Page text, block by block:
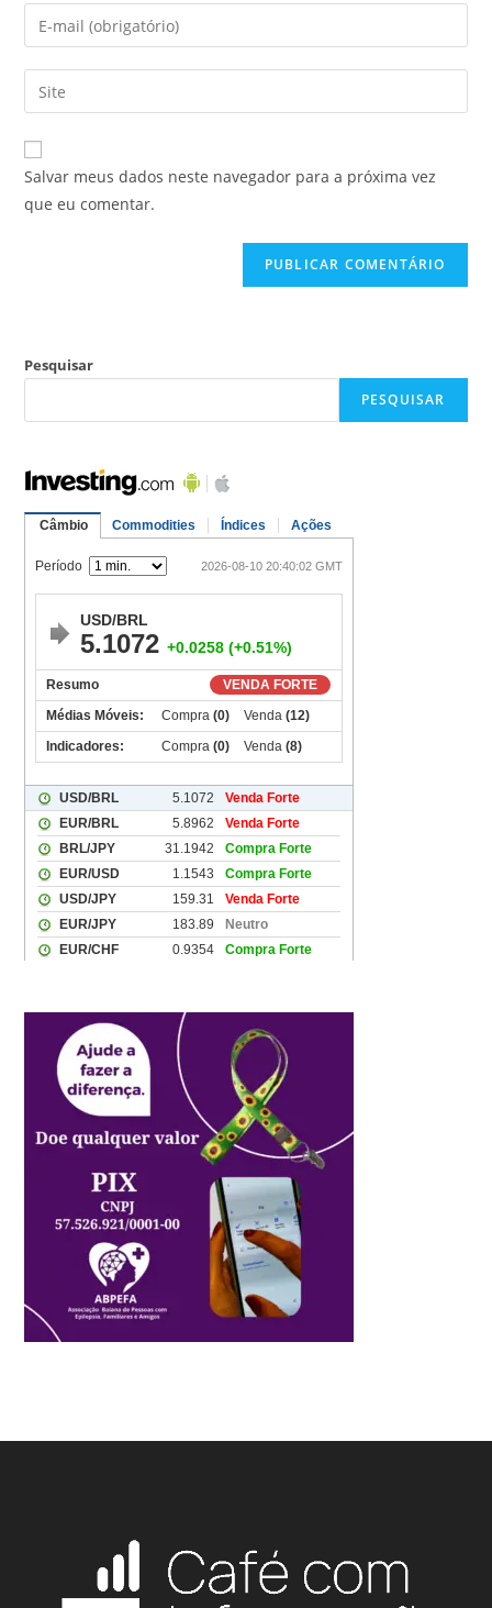
Salvar meus dados neste navegador para a próxima vez
que eu comentar.
Pesquisar
PESQUISAR